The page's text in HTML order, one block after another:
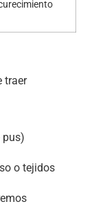
traer
pus)
o tejidos